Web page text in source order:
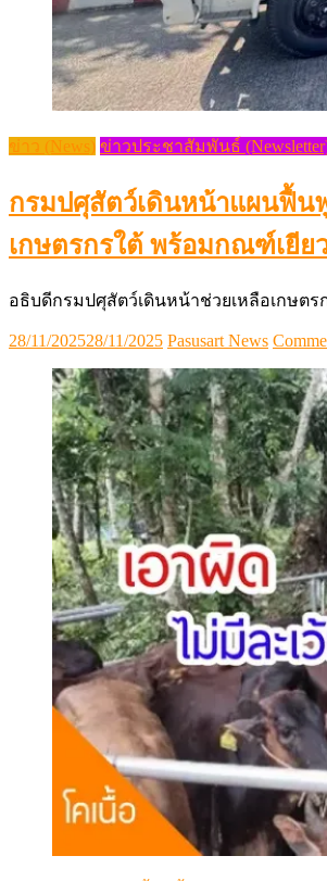
ข่าว (News) ข่าวประชาสัมพันธ์
กรมปศุสัตว์เดินหน้าแผนฟื้น
เกษตรกรใต้ พร้อมกณฑ์เยีย
อธิบดีกรมปศุสัตว์เดินหน้าช่วยเหลือเกษตร
Posted
28/11/202528/11/2025 Author
Pasusart News